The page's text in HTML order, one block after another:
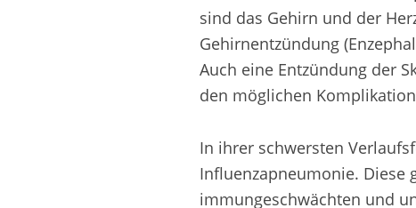
sind das Gehirn und der
Gehirnentzündung
Auch eine Entzündung der
den möglichen
In ihrer schwersten
Influenzapneumonie. Diese
immungeschwächten und